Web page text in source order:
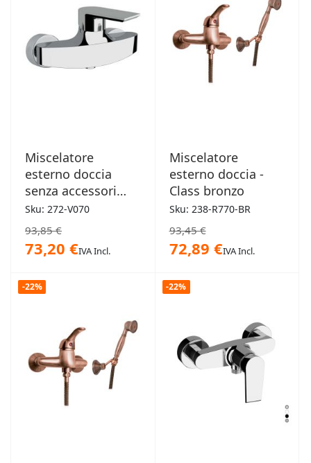
Miscelatore
esterno doccia
senza accessori
Mariani - Avenue
Sku: 272-V070
93,85 €
73,20 €IVA Incl.
Miscelatore
esterno doccia -
Class bronzo
Sku: 238-R770-BR
93,45 €
72,89 €IVA Incl.
-22% -22%